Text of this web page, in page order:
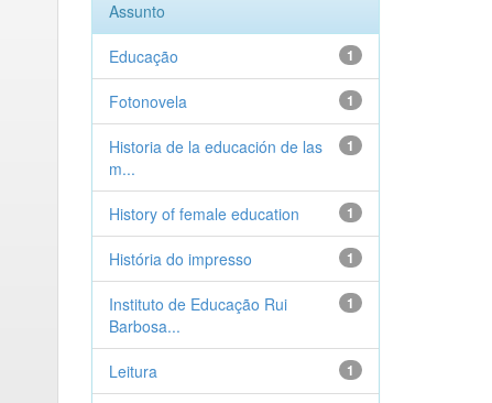
Assunto
1
Educação
1
Fotonovela
1
Historia de la educación de las
m...
1
History of female education
1
História do impresso
1
Instituto de Educação Rui
Barbosa...
1
Leitura